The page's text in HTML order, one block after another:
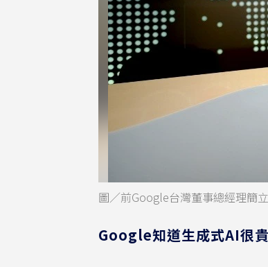
圖／前Google台灣董事總經理簡
Google知道生成式AI很